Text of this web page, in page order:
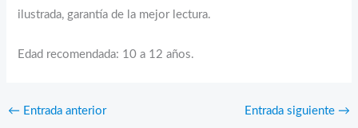
ilustrada, garantía de la mejor lectura.
Edad recomendada: 10 a 12 años.
← Entrada anterior Entrada siguiente →